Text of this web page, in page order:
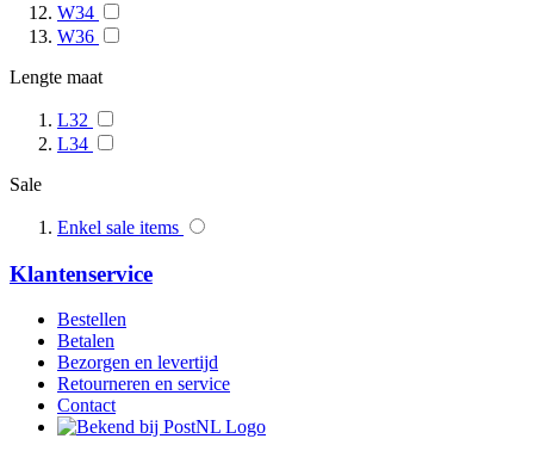
W34
W36
Lengte maat
L32
L34
Sale
Enkel sale items
Klantenservice
Bestellen
Betalen
Bezorgen en levertijd
Retourneren en service
Contact